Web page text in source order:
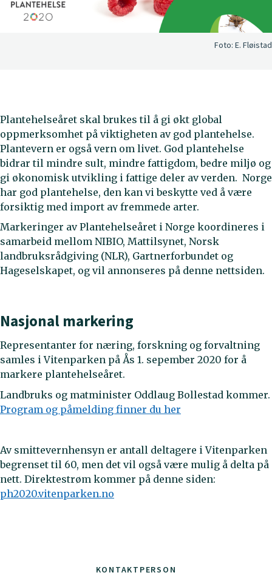
Foto: E. Fløistad
KONTAKTPERSON
Plantehelseåret skal brukes til å gi økt global
oppmerksomhet på viktigheten av god plantehelse.
Plantevern er også vern om livet. God plantehelse
bidrar til mindre sult, mindre fattigdom, bedre miljø og
gi økonomisk utvikling i fattige deler av verden. Norge
har god plantehelse, den kan vi beskytte ved å være
forsiktig med import av fremmede arter.
Markeringer av Plantehelseåret i Norge koordineres i
samarbeid mellom NIBIO, Mattilsynet, Norsk
landbruksrådgiving (NLR), Gartnerforbundet og
Hageselskapet, og vil annonseres på denne nettsiden.
Nasjonal markering
Representanter for næring, forskning og forvaltning
samles i Vitenparken på Ås 1. sepember 2020 for å
markere plantehelseåret.
Landbruks og matminister Oddlaug Bollestad kommer.
Program og påmelding finner du her
Av smittevernhensyn er antall deltagere i Vitenparken
begrenset til 60, men det vil også være mulig å delta på
nett. Direktestrøm kommer på denne siden:
ph2020.vitenparken.no